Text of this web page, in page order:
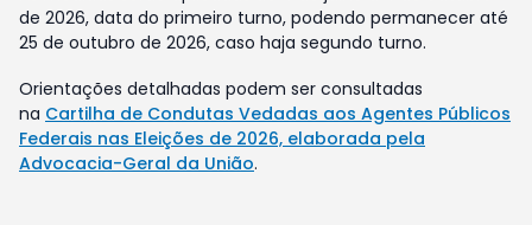
de 2026, data do primeiro turno, podendo permanecer até
25 de outubro de 2026, caso haja segundo turno.
Orientações detalhadas podem ser consultadas
na Cartilha de Condutas Vedadas aos Agentes Públicos
Federais nas Eleições de 2026, elaborada pela
Advocacia-Geral da União.